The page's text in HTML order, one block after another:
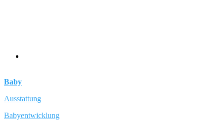
Baby
Ausstattung
Babyentwicklung